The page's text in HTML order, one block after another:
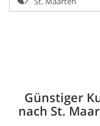
Günstiger
nach St.